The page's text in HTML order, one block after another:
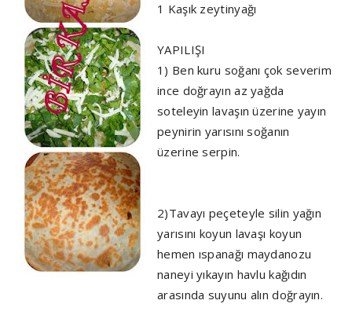
1 Kaşık zeytinyağı
YAPILIŞI
1) Ben kuru soğanı çok severim
ince doğrayın az yağda
soteleyin lavaşın üzerine yayın
peynirin yarısını soğanın
üzerine serpin.
2)Tavayı peçeteyle silin yağın
yarısını koyun lavaşı koyun
hemen ıspanağı maydanozu
naneyi yıkayın havlu kağıdın
arasında suyunu alın doğrayın.